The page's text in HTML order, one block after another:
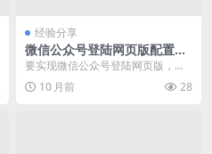
经验分享
微信公众号登陆网页版配置及
故障排查
要实现微信公众号登陆网页版，需
要配置OAuth2.0授权和生成网页授
权域名。以下...
10 月前 28